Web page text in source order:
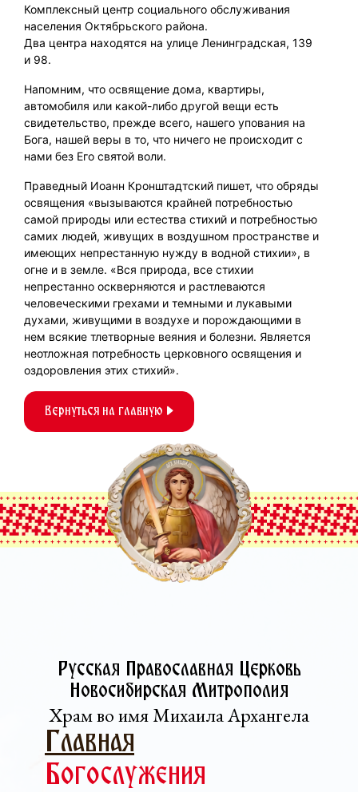
Комплексный центр социального обслуживания
населения Октябрьского района.
Два центра находятся на улице Ленинградская, 139
и 98.
Напомним, что освящение дома, квартиры,
автомобиля или какой-либо другой вещи есть
свидетельство, прежде всего, нашего упования на
Бога, нашей веры в то, что ничего не происходит с
нами без Его святой воли.
Праведный Иоанн Кронштадтский пишет, что обряды
освящения «вызываются крайней потребностью
самой природы или естества стихий и потребностью
самих людей, живущих в воздушном пространстве и
имеющих непрестанную нужду в водной стихии», в
огне и в земле. «Вся природа, все стихии
непрестанно оскверняются и растлеваются
человеческими грехами и темными и лукавыми
духами, живущими в воздухе и порождающими в
нем всякие тлетворные веяния и болезни. Является
неотложная потребность церковного освящения и
оздоровления этих стихий».
Вернуться на главную
Русская Православная Церковь­
Новосибирская Митрополия
Храм во имя Михаила Архангела
Главная
Богослужения